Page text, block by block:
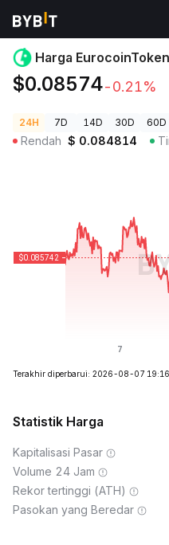
Harga Kripto
Harga EurocoinToken
$0.08574-0.21%
24H 7D 14D 30D 60D
Rendah $ 0.084814
Terakhir diperbarui: 2026-08-07
Statistik Harga
Kapitalisasi Pasar
Volume 24 Jam
Rekor tertinggi (ATH)
Pasokan yang Beredar